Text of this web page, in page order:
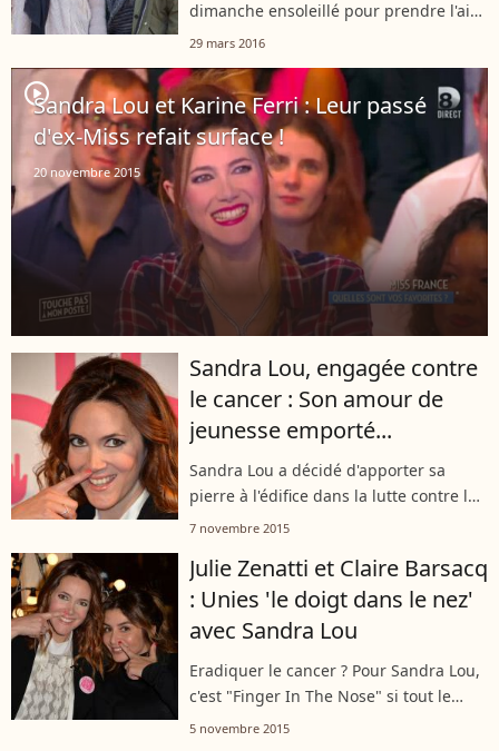
dimanche ensoleillé pour prendre l'air
dans un célèbre hippodrome.
29 mars 2016
player2
Sandra Lou et Karine Ferri : Leur passé
d'ex-Miss refait surface !
20 novembre 2015
Sandra Lou, engagée contre
le cancer : Son amour de
jeunesse emporté...
Sandra Lou a décidé d'apporter sa
pierre à l'édifice dans la lutte contre le
cancer...
7 novembre 2015
Julie Zenatti et Claire Barsacq
: Unies 'le doigt dans le nez'
avec Sandra Lou
Eradiquer le cancer ? Pour Sandra Lou,
c'est "Finger In The Nose" si tout le
monde s'y met...
5 novembre 2015